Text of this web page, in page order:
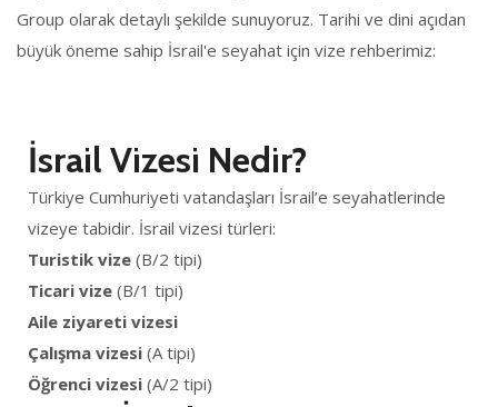
Group olarak detaylı şekilde sunuyoruz. Tarihi ve dini açıdan
büyük öneme sahip İsrail'e seyahat için vize rehberimiz:
İsrail Vizesi Nedir?
Türkiye Cumhuriyeti vatandaşları İsrail’e seyahatlerinde
vizeye tabidir. İsrail vizesi türleri:
Turistik vize (B/2 tipi)
Ticari vize (B/1 tipi)
Aile ziyareti vizesi
Çalışma vizesi (A tipi)
Öğrenci vizesi (A/2 tipi)